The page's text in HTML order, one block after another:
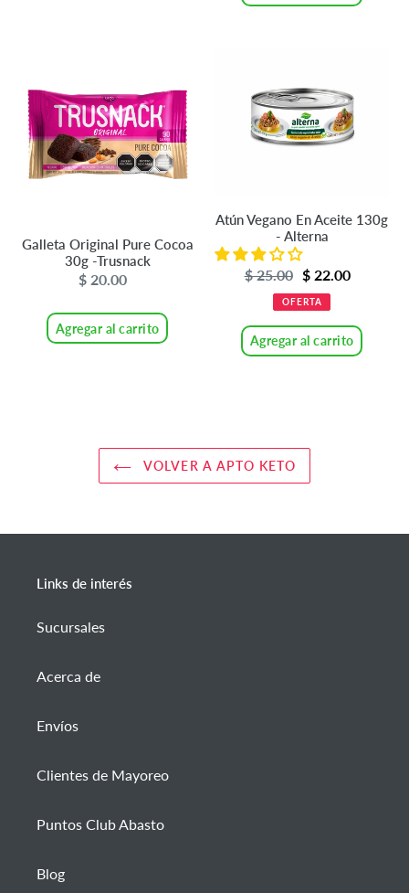
Pure
Cocoa
30g
Galleta Original Pure Cocoa
30g -Trusnack
Precio
$ 20.00
Agregar al carrito
Aceite
Atún Vegano En Aceite 130g
- Alterna
PrecioPrecio
habitual
$ 25.00 $ 22.00
OFERTA
Agregar al carrito
VOLVER A APTO KETO
Links de interés
Sucursales
Acerca de
Envíos
Clientes de Mayoreo
Puntos Club Abasto
Blog